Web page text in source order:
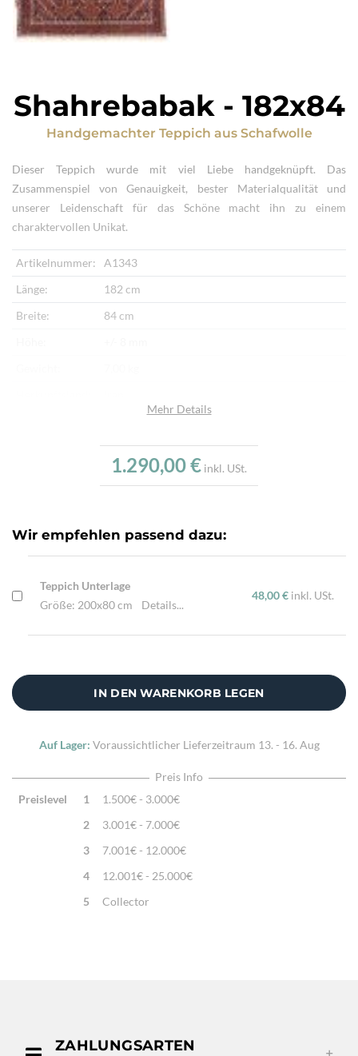
Shahrebabak - 182x84
Handgemachter Teppich aus Schafwolle
Dieser Teppich wurde mit viel Liebe handgeknüpft. Das
Zusammenspiel von Genauigkeit, bester Materialqualität und
unserer Leidenschaft für das Schöne macht ihn zu einem
charaktervollen Unikat.
Artikelnummer:
A1343
Länge:
182 cm
Breite:
84 cm
Schafwolle
Neu
Verarbeitung:
Sehr fein per Hand geknüpft
Highlights:
Natürliche Schafwolle, Von Hand geknüpft,
Mehr Details
1.290,00 € inkl. USt.
Wir empfehlen passend dazu:
Teppich Unterlage
Größe: 200x80 cm
Details...
48,00 € inkl. USt.
IN DEN WARENKORB LEGEN
Auf Lager: Voraussichtlicher Lieferzeitraum 13. - 16. Aug
Preis Info
Preislevel
1
1.500€ - 3.000€
2
3.001€ - 7.000€
3
7.001€ - 12.000€
4
12.001€ - 25.000€
5
Collector
ZAHLUNGSARTEN